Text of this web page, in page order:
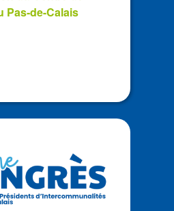
Pas-de-Calais